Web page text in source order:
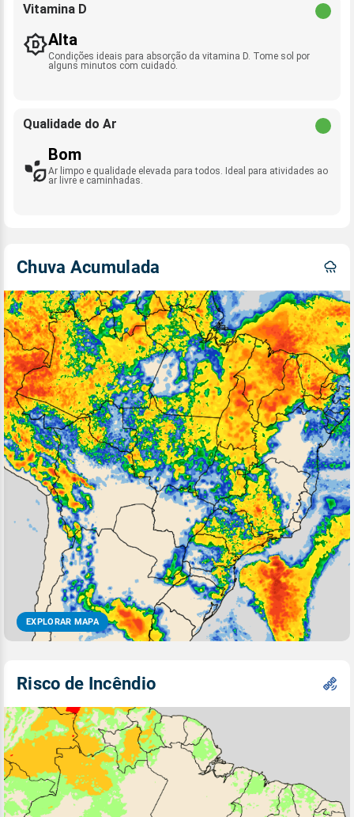
Vitamina D
Alta
Condições ideais para absorção da vitamina D. Tome sol por
alguns minutos com cuidado.
Qualidade do Ar
Bom
Ar limpo e qualidade elevada para todos. Ideal para atividades ao
ar livre e caminhadas.
Chuva Acumulada
EXPLORAR MAPA
Risco de Incêndio